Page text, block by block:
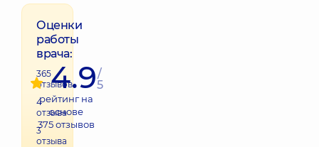
Оценки
работы
врача:
365
отзывов
4
отзыва
3
отзыва
4.9/
5
рейтинг на
основе
375отзывов